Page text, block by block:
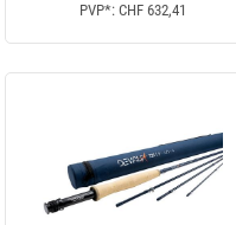
PVP*: CHF 632,41